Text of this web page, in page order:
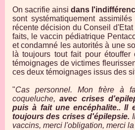
On sacrifie ainsidans
sont systématiquement
récente décision du Conseil
faits, le vaccin pédiatrique
et condamné les autorités à une
là toujours tout fait pour
témoignages de victimes
ces deux témoignages issus des
"Cas personnel. Mon frère à
coqueluche,avec crises
puis à fait une encéphalite.. Il
toujours des crises d'épilepsie.
vaccins, merci l'obligation, merci